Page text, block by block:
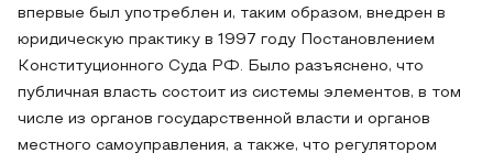
впервые был употреблен и, таким образом, внедрен в
юридическую практику в 1997 году Постановлением
Конституционного Суда РФ. Было разъяснено, что
публичная власть состоит из системы элементов, в том
числе из органов государственной власти и органов
местного самоуправления, а также, что регулятором